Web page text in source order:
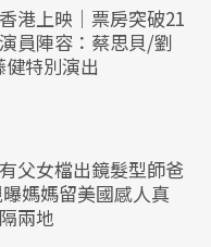
港上映｜票房突破21
員陣容：蔡思貝/劉
特別演出
父女檔出鏡髮型師爸
媽媽留美國感人真
兩地